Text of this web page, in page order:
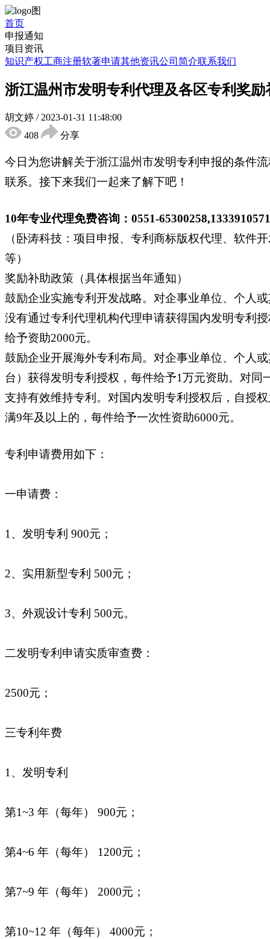
首页
申报通知
项目资讯
知识产权工商注册软著申请其他资讯公司简介联系我们
浙江温州市发明专利代理及各区专利奖励
胡文婷 / 2023-01-31 11:48:00
408
分享
今日为您讲解关于浙江温州市发明专利申报的条件
联系。接下来我们一起来了解下吧！
10年专业代理免费咨询：0551-
（卧涛科技：项目申报、专利商标版权代理、软件
等）
奖励补助政策（具体根据当年通知）
鼓励企业实施专利开发战略。对企事业单位、个人
没有通过专利代理机构代理申请获得国内发明专利
给予资助2000元。
鼓励企业开展海外专利布局。对企事业单位、个人
台）获得发明专利授权，每件给予1万元资助。对同
支持有效维持专利。对国内发明专利授权后，自授
满9年及以上的，每件给予一次性资助6000元。
专利申请费用如下：
一申请费：
1、发明专利 900元；
2、实用新型专利 500元；
3、外观设计专利 500元。
二发明专利申请实质审查费：
2500元；
三专利年费
1、发明专利
第1~3 年（每年） 900元；
第4~6 年（每年） 1200元；
第7~9 年（每年） 2000元；
第10~12 年（每年） 4000元；